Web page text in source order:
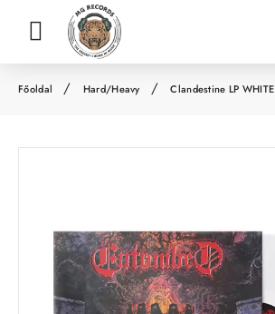
Hard/Heavy Clandestine LP WHITE